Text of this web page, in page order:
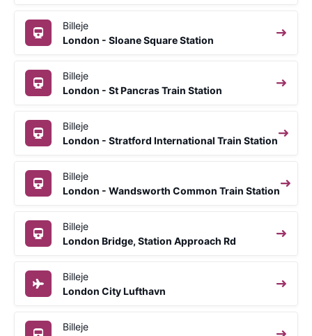
Billeje
London - Sloane Square Station
Billeje
London - St Pancras Train Station
Billeje
London - Stratford International Train Station
Billeje
London - Wandsworth Common Train Station
Billeje
London Bridge, Station Approach Rd
Billeje
London City Lufthavn
Billeje